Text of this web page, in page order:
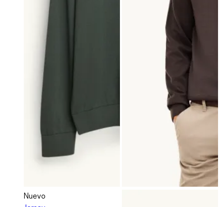
Nuevo